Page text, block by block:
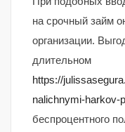
на срочный займ
организации.
длительном
https://
nalichnymi-harkov-
беспроцентного